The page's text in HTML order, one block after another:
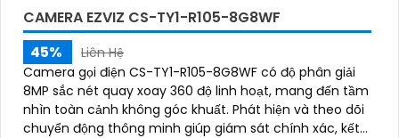
CAMERA EZVIZ CS-TY1-R105-8G8WF
45%
Liên Hệ
Camera gọi điện CS-TY1-R105-8G8WF có độ phân giải
8MP sắc nét quay xoay 360 độ linh hoạt, mang đến tầm
nhìn toàn cảnh không góc khuất. Phát hiện và theo dõi
chuyển động thông minh giúp giám sát chính xác, kết